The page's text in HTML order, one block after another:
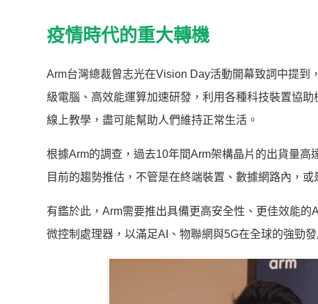
疫情時代的重大轉機
Arm台灣總裁曾志光在Vision Day活動開幕致詞中提到
級電腦、高效能運算加速研發，利用各種科技裝置協
線上教學，盡可能幫助人們維持正常生活。
根據Arm的調查，過去10年間Arm架構晶片的出貨量
目前的趨勢推估，不管是在終端裝置、數據網路內，
有鑑於此，Arm需要推出具備更高安全性、更佳效能
微控制處理器，以滿足AI、物聯網與5G在全球的強勁發